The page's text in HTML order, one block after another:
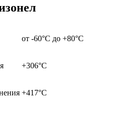
от -60°С до +80°С
+306°С
+417°С